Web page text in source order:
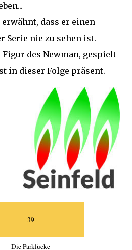
dass er einen
Serie nie zu sehen ist.
des Newman, gespielt
in dieser Folge präsent.
39
Die Parklücke